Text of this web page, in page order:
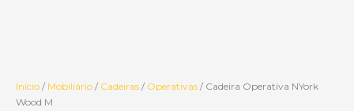
Início / Mobiliário / Cadeiras / Operativas / Cadeira Operativa NYork
Wood M